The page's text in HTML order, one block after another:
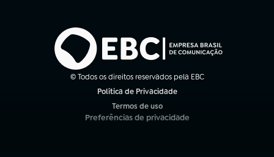
© Todos os direitos reservados pela EBC
Política de Privacidade
Termos de uso
(abre em nova aba)
Preferências de privacidade